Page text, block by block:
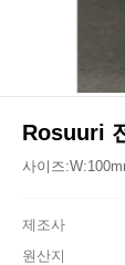
Rosuuri
사이즈
제조사
원산지